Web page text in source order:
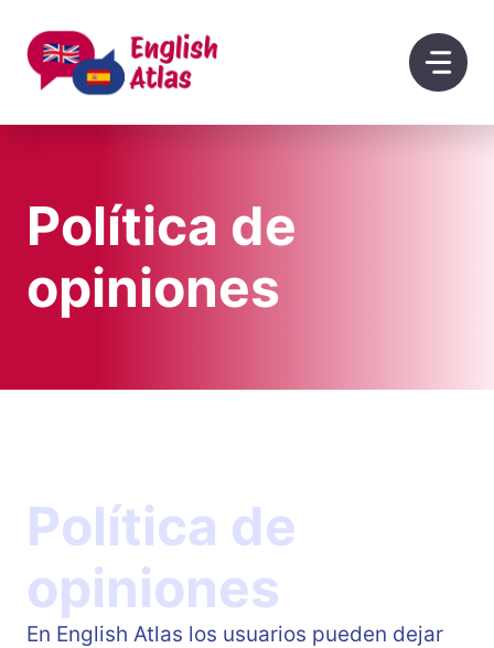
contenido
Política de
opiniones
Política de
opiniones
En English Atlas los usuarios pueden dejar